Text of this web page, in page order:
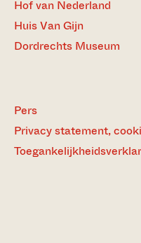
Hof van Nederland
Huis Van Gijn
Dordrechts Museum
Pers
Privacy statement,